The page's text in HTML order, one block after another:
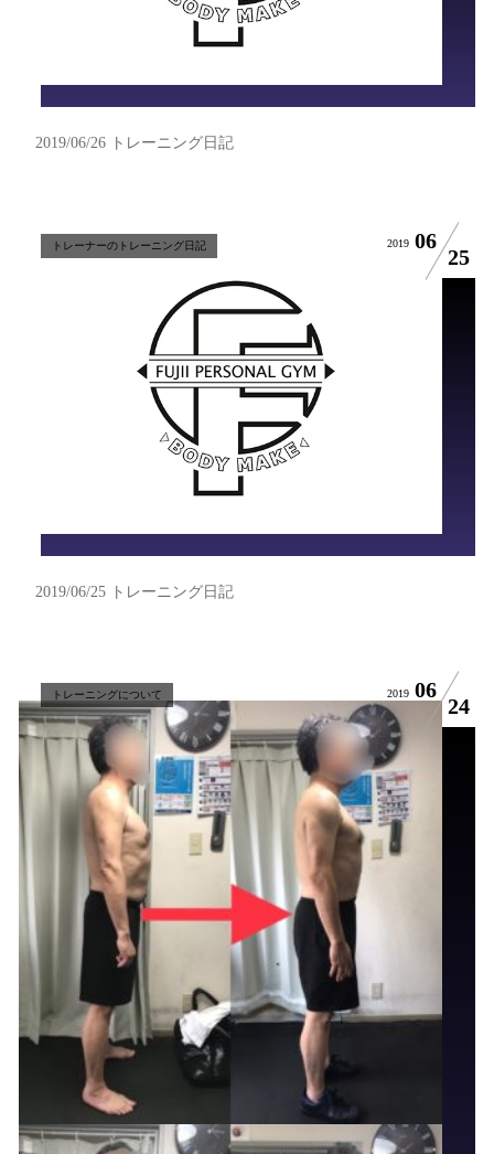
2019/06/26 トレーニング日記
トレーナーのトレーニング日記 2019 06
25
2019/06/25 トレーニング日記
トレーニングについて 2019 06
24